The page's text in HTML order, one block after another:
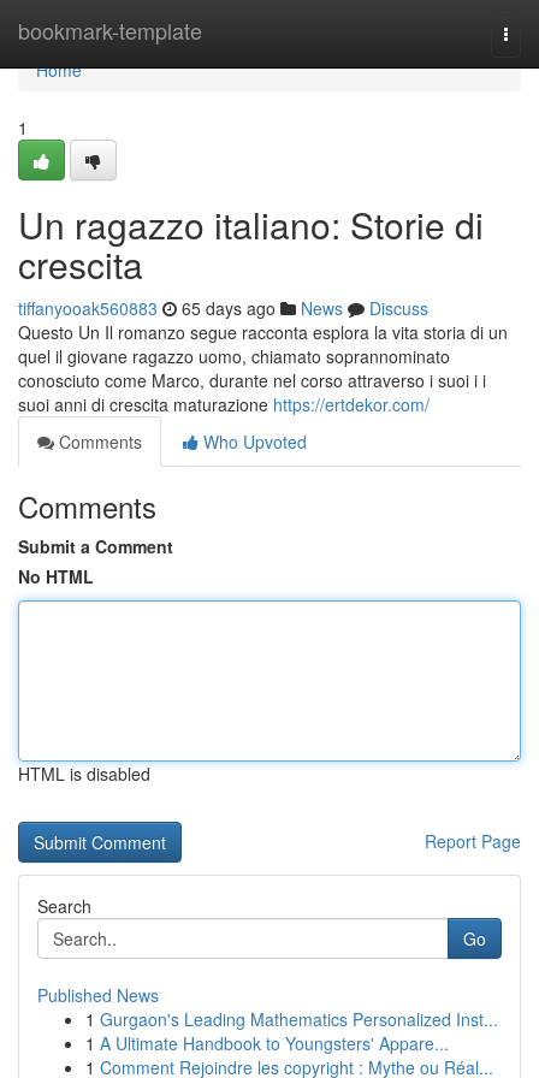
bookmark-template
Home
Home
1
Un ragazzo italiano: Storie di
crescita
tiffanyooak560883 65 days ago News
Discuss
Questo Un Il romanzo segue racconta esplora la vita storia di un
quel il giovane ragazzo uomo, chiamato soprannominato
conosciuto come Marco, durante nel corso attraverso i suoi i i
suoi anni di crescita maturazione https://ertdekor.com/
Comments
Who Upvoted
Comments
Submit a Comment
No HTML
HTML is disabled
Report Page
Search
Go
Published News
1 Gurgaon's Leading Mathematics Personalized Inst...
1 A Ultimate Handbook to Youngsters' Appare...
1 Comment Rejoindre les copyright : Mythe ou Réal...